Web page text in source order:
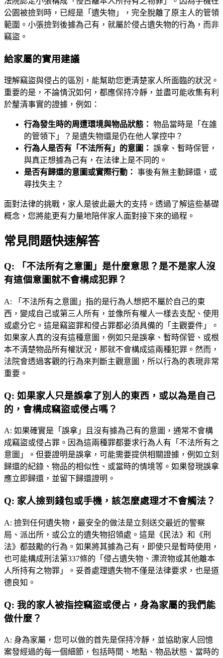
公園被撿到時，已經是「遺失物」，完全脫離了原主人的管領
範圍。小張撿到後據為己有，就屬於侵占遺失物的行為，而非
竊盜。
給家屬的實用建議
理解竊盜與侵占的區別，能幫助您更清楚家人所面臨的狀況。
重要的是，不論情況如何，都應保持冷靜，並盡可能收集有利
於釐清事實的證據，例如：
行為發生時的周遭環境與物品狀態： 物品當時是「在誰
的管領下」？是遺失物還是仍在他人掌控中？
行為人是否有「不法所有」的意圖： 誤拿、暫時保管，
與真正想據為己有，在法律上是不同的。
是否有歸還的意圖或實際行動： 事後有無主動歸還，或
尋找失主？
面對法律的挑戰，家人是彼此最大的支持。透過了解這些基礎
概念，您將能更有力量地陪伴家人面對接下來的過程。
常見問題快速解答
Q:
「不法所有之意圖」是什麼意思？是不是家人沒
有這個意圖就不會構成犯罪？
A:
「不法所有之意圖」指的是行為人想把不屬於自己的東
西，變成自己或第三人所有，並像所有權人一樣去支配、使用
或處分它。這是竊盜罪和侵占罪都必須具備的「主觀要件」。
如果家人真的沒有這種意圖，例如只是誤拿、暫時保管、或根
本不清楚物品所有權狀況，那就不會構成這兩種犯罪。然而，
法院會透過客觀的行為來判斷主觀意圖，所以行為的表現非常
重要。
Q: 如果家人只是誤拿了別人的東西，或以為是自己
的，會構成竊盜或侵占嗎？
A: 如果確實是「誤拿」且沒有據為己有的意圖，通常不會構
成竊盜或侵占罪。因為這兩種罪都要求行為人有「不法所有之
意圖」。但要證明是誤拿，可能需要提供相關證據，例如立刻
歸還的紀錄、物品的相似性、或當時的情境等。如果發現誤拿
應立即歸還，並留下歸還證明。
Q: 家人撿到錢包或手機，該怎麼處理才不會觸法？
A: 撿到任何遺失物，最安全的做法是立刻送交最近的警察
局、派出所，或公立的遺失物招領處。這是《民法》和《刑
法》都鼓勵的行為。如果將其據為己有，即使只是暫時使用，
也可能構成刑法第337條的「侵占遺失物、漂流物或其他離本
人所持有之物罪」。妥善處理遺失物不僅是法律要求，也是道
德良知。
Q: 我的家人被指控竊盜或侵占，身為家屬的我們能
做什麼？
A: 身為家屬，您可以做的首先是保持冷靜，並協助家人回憶
案發經過的每一個細節，包括時間、地點、物品狀態、當時的